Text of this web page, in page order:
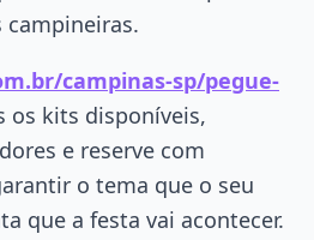
campinas-sp/pegue-
os kits disponíveis,
e reserve com
o tema que o seu
que a festa vai acontecer.